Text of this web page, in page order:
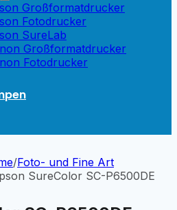
Großformatdrucker
Fotodrucker
SureLab
Großformatdrucker
Fotodrucker
/Foto- und Fine Art
SureColor SC-P6500DE